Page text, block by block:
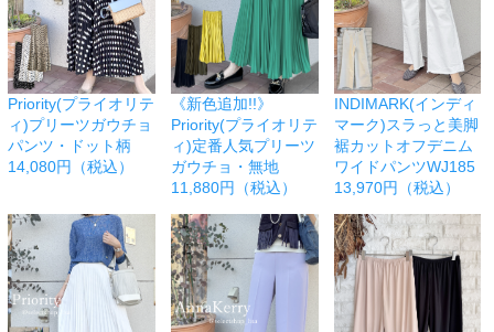
Priority(プライオリテ
ィ)プリーツガウチョ
パンツ・ドット柄
14,080円（税込）
《新色追加!!》
Priority(プライオリテ
ィ)定番人気プリーツ
ガウチョ・無地
11,880円（税込）
INDIMARK(インディ
マーク)スラっと美脚
裾カットオフデニム
ワイドパンツWJ185
13,970円（税込）